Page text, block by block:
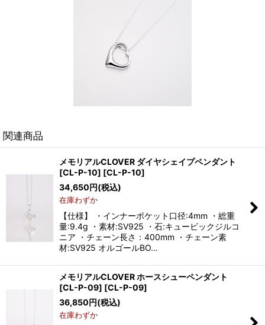
関連商品
メモリアルCLOVER ダイヤシェイプペンダント
[CL-P-10] [CL-P-10]
34,650円(税込)
在庫わずか
【仕様】 ・インナーポケット口径:4mm ・総重
量:9.4g ・素材:SV925 ・石:キュービックジルコ
ニア ・チェーン長さ：400mm ・チェーン素
材:SV925 オルゴールBO…
メモリアルCLOVER ホースシューペンダント
[CL-P-09] [CL-P-09]
36,850円(税込)
在庫わずか